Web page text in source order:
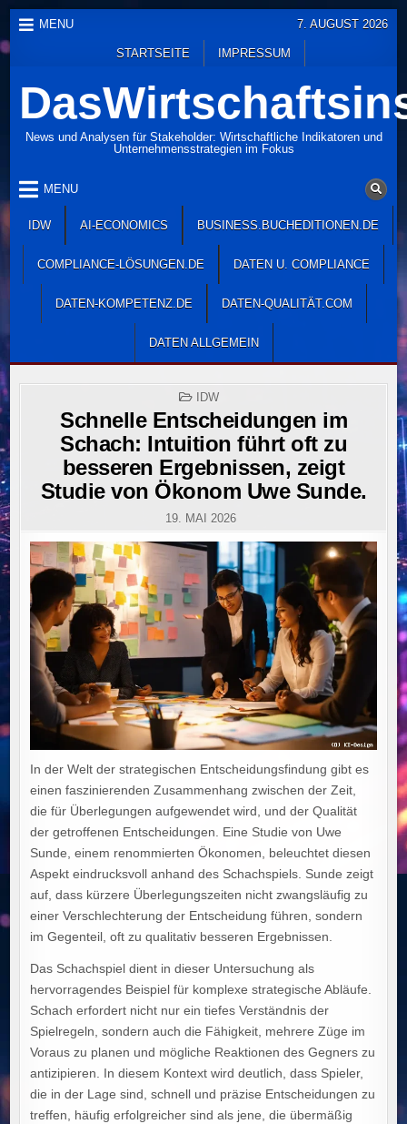
Skip
to
content
MENU
STARTSEITE IMPRESSUM
7. AUGUST 2026
News und Analysen für Stakeholder: Wirtschaftliche Indikatoren und
Unternehmensstrategien im Fokus
MENU
IDW AI-ECONOMICS BUSINESS.BUCHEDITIONEN.DE
COMPLIANCE-LÖSUNGEN.DE DATEN U. COMPLIANCE
DATEN-KOMPETENZ.DE DATEN-QUALITÄT.COM
DATEN ALLGEMEIN
POSTED
IDW
Schnelle Entscheidungen im
Schach: Intuition führt oft zu
besseren Ergebnissen, zeigt
Studie von Ökonom Uwe Sunde.
19. MAI 2026
In der Welt der strategischen Entscheidungsfindung gibt es
einen faszinierenden Zusammenhang zwischen der Zeit,
die für Überlegungen aufgewendet wird, und der Qualität
der getroffenen Entscheidungen. Eine Studie von Uwe
Sunde, einem renommierten Ökonomen, beleuchtet diesen
Aspekt eindrucksvoll anhand des Schachspiels. Sunde zeigt
auf, dass kürzere Überlegungszeiten nicht zwangsläufig zu
einer Verschlechterung der Entscheidung führen, sondern
im Gegenteil, oft zu qualitativ besseren Ergebnissen.
Das Schachspiel dient in dieser Untersuchung als
hervorragendes Beispiel für komplexe strategische Abläufe.
Schach erfordert nicht nur ein tiefes Verständnis der
Spielregeln, sondern auch die Fähigkeit, mehrere Züge im
Voraus zu planen und mögliche Reaktionen des Gegners zu
antizipieren. In diesem Kontext wird deutlich, dass Spieler,
die in der Lage sind, schnell und präzise Entscheidungen zu
treffen, häufig erfolgreicher sind als jene, die übermäßig